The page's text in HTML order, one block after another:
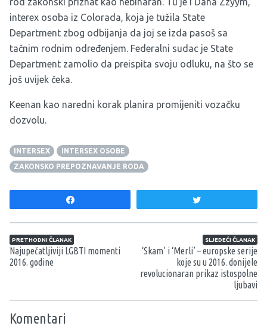
interex osoba iz Colorada, koja je tužila State
Department zbog odbijanja da joj se izda pasoš sa
tačnim rodnim određenjem. Federalni sudac je State
Department zamolio da preispita svoju odluku, na što se
još uvijek čeka.
Keenan kao naredni korak planira promijeniti vozačku
dozvolu.
INTERSEX
INTERSEX OSOBE
ZAKONSKO PREPOZNAVANJE RODA
Navigacija članaka
PRETHODNI ČLANAK
Najupečatljiviji LGBTI momenti
2016. godine
SLJEDEĆI ČLANAK
‘Skam’ i ‘Merli’ – europske serije
koje su u 2016. donijele
revolucionaran prikaz istospolne
ljubavi
Komentari